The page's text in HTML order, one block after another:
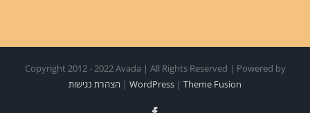
Copyright 2012 - 2022 Avada | All Rights Reserved | Powered by
WordPress | Theme Fusion
| הצהרת נגישות